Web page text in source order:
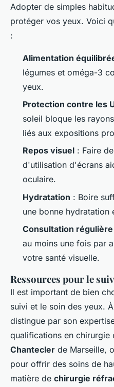
Adopter de simples
protéger vos yeux. Voici
:
Alimentation
légumes et oméga-3
yeux.
Protection contre les
soleil bloque les
liés aux expositions
Repos visuel : Faire
d'utilisation d'écrans
oculaire.
Hydratation : Boire
une bonne
Consultation régulière
au moins une fois par
votre santé visuelle.
Ressources pour le
Il est important de bien
suivi et le soin des yeux.
distingue par son
qualifications en chirurgie
Chantecler de Marseille,
pour offrir des soins de
matière de chirurgie